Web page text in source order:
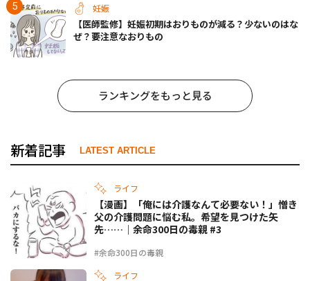
妊娠
【医師監修】妊娠初期はおりものが減る？少ないのはな
ぜ？要注意なおりもの
ランキングをもっと見る
新着記事 LATEST ARTICLE
ライフ
#余命300日の毒親
【漫画】「俺には介護なんて必要ない！」憎き
父の介護問題に悩む私。希望を見つけた矢
先……｜余命300日の毒親 #3
ライフ